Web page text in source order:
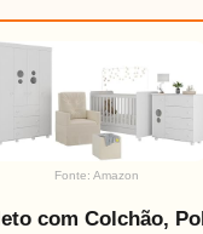
Fonte: Amazon
com Colchão,